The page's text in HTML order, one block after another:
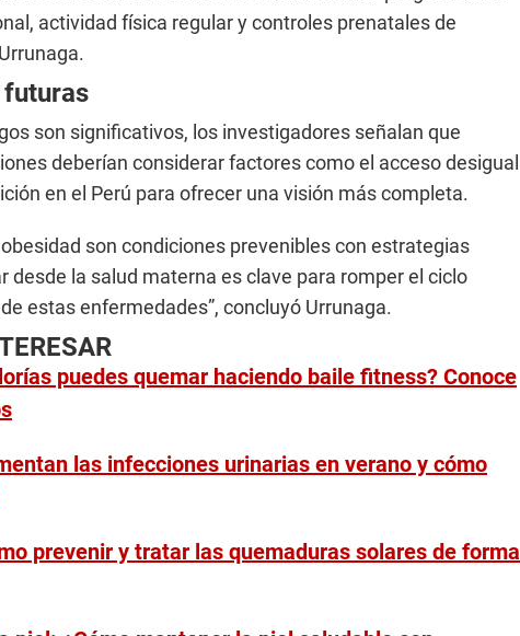
actividad física regular y controles prenatales de
son significativos, los investigadores señalan que
deberían considerar factores como el acceso desigual
en el Perú para ofrecer una visión más completa.
obesidad son condiciones prevenibles con estrategias
desde la salud materna es clave para romper el ciclo
estas enfermedades”, concluyó Urrunaga.
puedes quemar haciendo baile fitness? Conoce
las infecciones urinarias en verano y cómo
prevenir y tratar las quemaduras solares de forma